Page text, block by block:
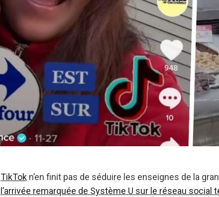
TikTok n’en finit pas de séduire les enseignes de la
l’arrivée remarquée de Système U sur le réseau social